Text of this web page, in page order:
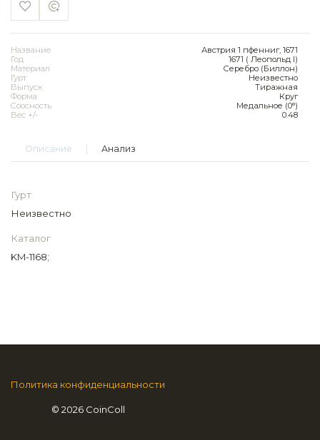
Название
Австрия 1 пфенниг, 1671
Год
1671 ( Леопольд I)
Материал
Серебро (Биллон)
Гурт
Неизвестно
Выпуск
Тиражная
Форма
Круг
Соосность
Медальное (0°)
Вес +/-
0.48
Описание Анализ
Гурт
Неизвестно
Каталог
KM-1168;
© 2026 CoinColl
Политика конфиденциальности